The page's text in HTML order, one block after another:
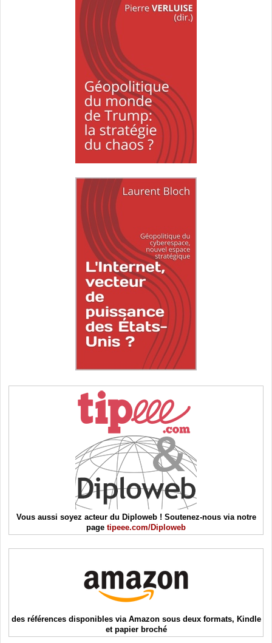
Vous aussi soyez acteur du Diploweb ! Soutenez-nous via notre
page tipeee.com/Diploweb
des références disponibles via Amazon sous deux formats, Kindle
et papier broché